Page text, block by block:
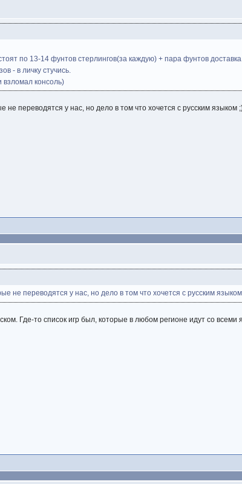
по 13-14 фунтов стерлингов(за каждую) + пара фунтов
- в личку стучись.
взломал консоль)
не переводятся у нас, но дело в том что хочется с русским языком
не переводятся у нас, но дело в том что хочется с русским языком
Где-то список игр был, которые в любом регионе идут со всеми